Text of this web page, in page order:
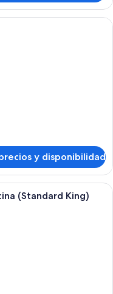
de hotel con dos camas,
y disponibilidad
de hotel con una cama
(Standard King)